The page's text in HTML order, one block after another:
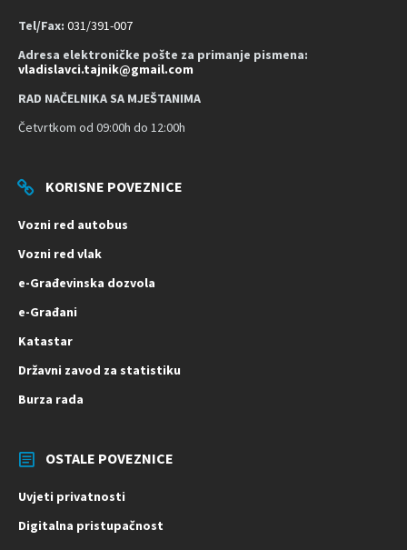
Tel/Fax: 031/391-007
Adresa elektroničke pošte za primanje pismena:
vladislavci.tajnik@gmail.com
RAD NAČELNIKA SA MJEŠTANIMA
Četvrtkom od 09:00h do 12:00h
KORISNE POVEZNICE
Vozni red autobus
Vozni red vlak
e-Građevinska dozvola
e-Građani
Katastar
Državni zavod za statistiku
Burza rada
OSTALE POVEZNICE
Uvjeti privatnosti
Digitalna pristupačnost